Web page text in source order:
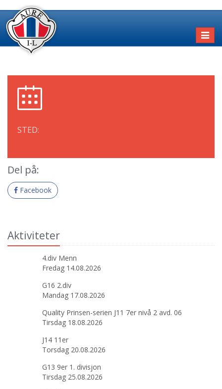
STED:
Del på:
Facebook
Aktiviteter
4.div Menn
Fredag 14.08.2026
G16 2.div
Mandag 17.08.2026
Quality Prinsen-serien J11 7er nivå 2 avd. 06
Tirsdag 18.08.2026
J14 11er
Torsdag 20.08.2026
G13 9er 1. divisjon
Tirsdag 25.08.2026